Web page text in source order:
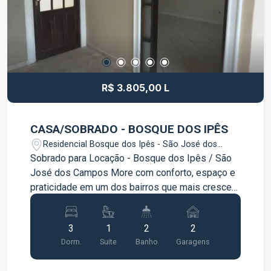
farmácias, padarias, transporte público e
diversos comércios. Uma excelente oportunidade
para morar com conforto, segurança e praticidade
em uma localização privilegiada. Entre em
contato para mais informações e agende sua
R$ 3.805,00 L
CASA/SOBRADO - BOSQUE DOS IPÊS
Residencial Bosque dos Ipês - São José dos
Campos/SP
Sobrado para Locação - Bosque dos Ipês / São
José dos Campos More com conforto, espaço e
praticidade em um dos bairros que mais crescem
em São José dos Campos! Este excelente
sobrado oferece ambientes amplos e bem
distribuídos, ideal para quem busca qualidade de
vida e uma ótima localização. Pavimento Térreo
Sala de estar ampla e aconchegante Sala de
3
Dorm.
1
Suite
2
Banho
2
Garagens